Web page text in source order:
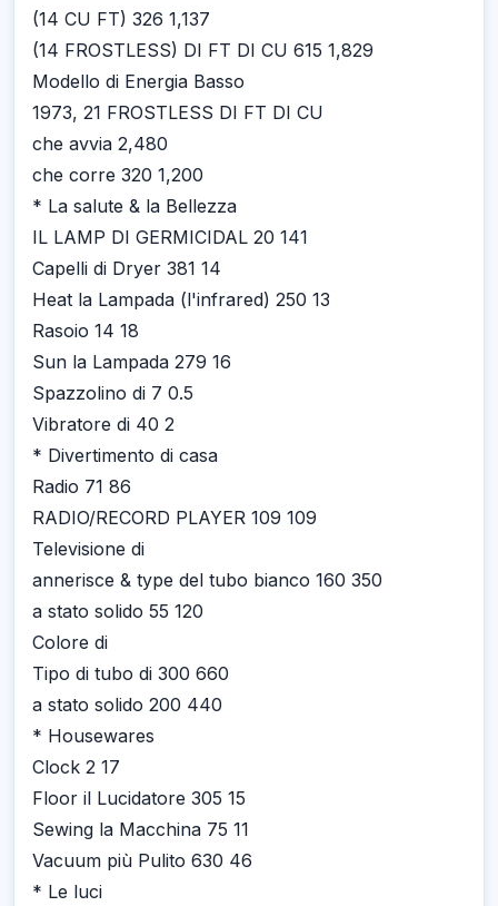
(14 CU FT) 326 1,137
(14 FROSTLESS) DI FT DI CU 615 1,829
Modello di Energia Basso
1973, 21 FROSTLESS DI FT DI CU
che avvia 2,480
che corre 320 1,200
* La salute & la Bellezza
IL LAMP DI GERMICIDAL 20 141
Capelli di Dryer 381 14
Heat la Lampada (l'infrared) 250 13
Rasoio 14 18
Sun la Lampada 279 16
Spazzolino di 7 0.5
Vibratore di 40 2
* Divertimento di casa
Radio 71 86
RADIO/RECORD PLAYER 109 109
Televisione di
annerisce & type del tubo bianco 160 350
a stato solido 55 120
Colore di
Tipo di tubo di 300 660
a stato solido 200 440
* Housewares
Clock 2 17
Floor il Lucidatore 305 15
Sewing la Macchina 75 11
Vacuum più Pulito 630 46
* Le luci